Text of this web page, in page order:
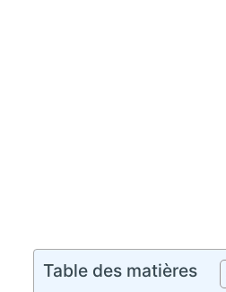
Table des matières